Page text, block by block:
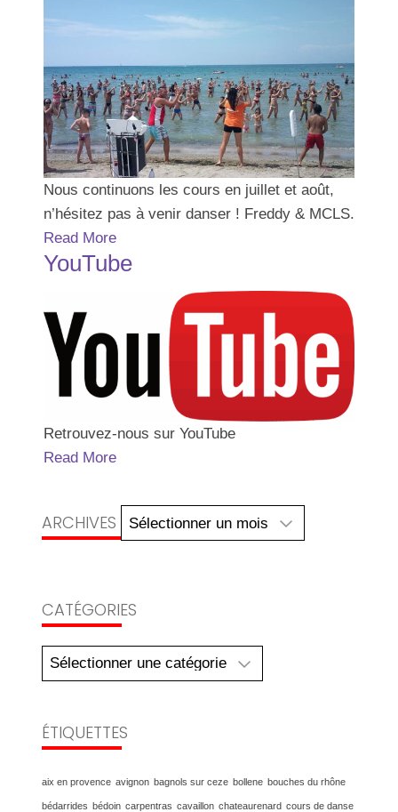
Nous continuons les cours en juillet et août,
n’hésitez pas à venir danser ! Freddy & MCLS.
Read More
YouTube
Retrouvez-nous sur YouTube
Read More
ARCHIVES
Archives
CATÉGORIES
Catégories
ÉTIQUETTES
aix en provence avignon bagnols sur ceze bollene bouches du rhône
bédarrides bédoin carpentras cavaillon chateaurenard cours de danse